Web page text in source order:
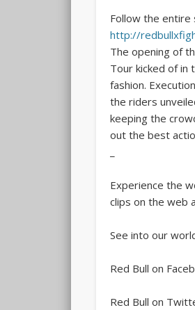
Follow the entire
http://
The opening of
Tour kicked ofin
fashion.
the riders
keeping the
out the best
Experience the
clips on the web
See into our
Red Bull on
Red Bull on